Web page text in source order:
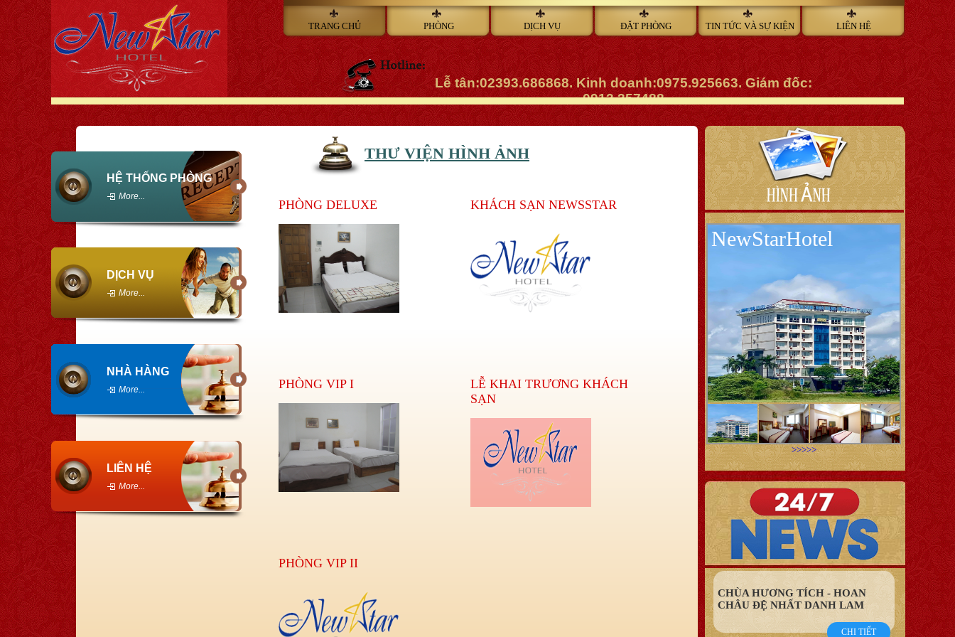
TRANG CHỦ PHÒNG DỊCH VỤ ĐẶT PHÒNG TIN TỨC VÀ SỰ KIỆN LIÊN HỆ
Lễ tân:02393.686868. Kinh doanh:0975.925663. Giám đốc:
0913.357488
HỆ THỐNG PHÒNG
More...
DỊCH VỤ
More...
NHÀ HÀNG
More...
LIÊN HỆ
More...
THƯ VIỆN HÌNH ẢNH
PHÒNG DELUXE KHÁCH SẠN NEWSSTAR
PHÒNG VIP I
LỄ KHAI TRƯƠNG KHÁCH
SẠN
PHÒNG VIP II
>>>>>
CHÙA HƯƠNG TÍCH - HOAN
CHÂU ĐỆ NHẤT DANH LAM
CHI TIẾT